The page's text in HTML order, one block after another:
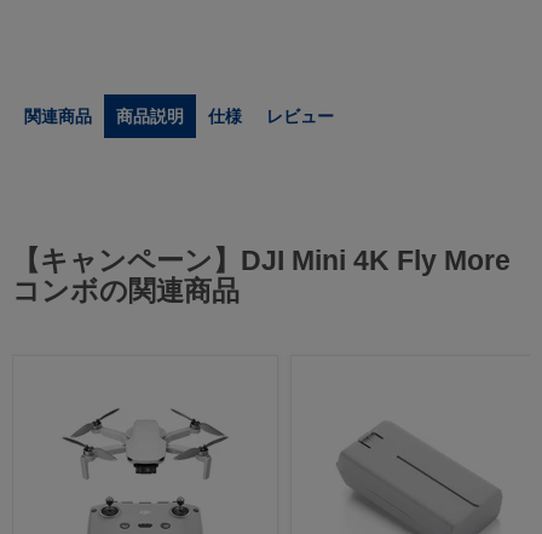
関連商品 商品説明 仕様 レビュー
【キャンペーン】DJI Mini 4K Fly More
コンボの関連商品